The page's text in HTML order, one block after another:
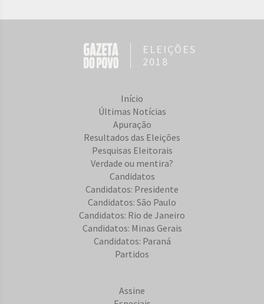
ELEIÇÕES
2018
Início
Últimas Notícias
Apuração
Resultados das Eleições
Pesquisas Eleitorais
Verdade ou mentira?
Candidatos
Candidatos: Presidente
Candidatos: São Paulo
Candidatos: Rio de Janeiro
Candidatos: Minas Gerais
Candidatos: Paraná
Partidos
Assine